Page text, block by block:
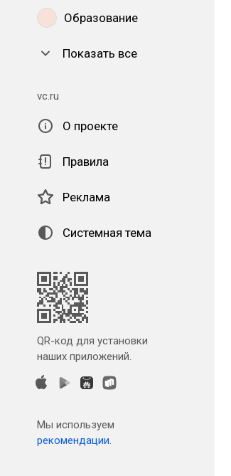
Образование
Показать все
vc.ru
О проекте
Правила
Реклама
Системная тема
QR-код для установки
наших приложений.
Мы используем
рекомендации.